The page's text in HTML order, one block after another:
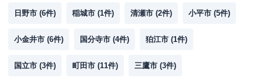
駐車場 〇
住所 東京都板橋区板橋４－１１－１
名称 三菱ＵＦＪ銀行 新板橋支店
日野市 (6件) 稲城市 (1件) 清瀬市 (2件) 小平市 (5件)
小金井市 (6件) 国分寺市 (4件) 狛江市 (1件)
国立市 (3件) 町田市 (11件) 三鷹市 (3件)